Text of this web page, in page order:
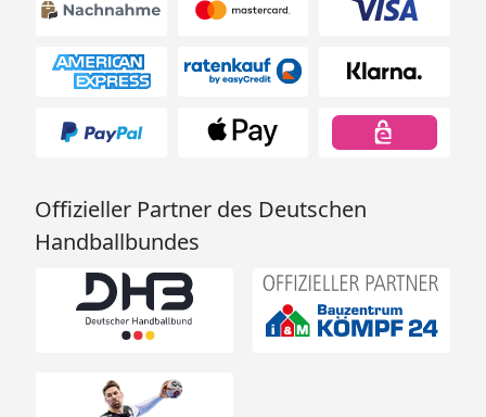
Offizieller Partner des Deutschen
Handballbundes